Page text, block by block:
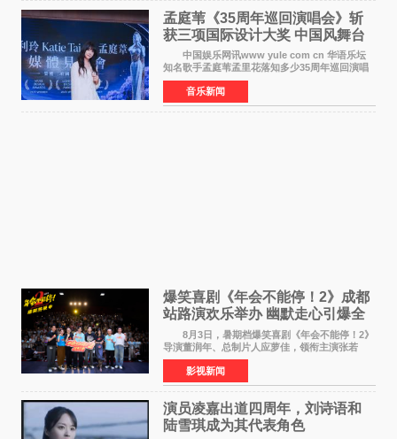
孟庭苇《35周年巡回演唱会》斩
获三项国际设计大奖 中国风舞台
美学获全球认可
中国娱乐网讯www yule com cn 华语乐坛
知名歌手孟庭苇孟里花落知多少35周年巡回演唱
会再传喜讯。该演唱会先后荣获美国MUSE
Creative Awards白金奖（Platinum Winner）、
英国London Design
音乐新闻
爆笑喜剧《年会不能停！2》成都
站路演欢乐举办 幽默走心引爆全
场共鸣
8月3日，暑期档爆笑喜剧《年会不能停！2》
导演董润年、总制片人应萝佳，领衔主演张若
昀、白客，惊喜出演庄达菲，特别主演孙艺洲，
特别出演田雨，友情出演欧阳奋强出席成都路
演，与观众近距离互
影视新闻
演员凌嘉出道四周年，刘诗语和
陆雪琪成为其代表角色